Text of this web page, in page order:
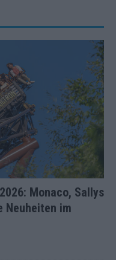
Monaco, Sallys
Neuheiten im